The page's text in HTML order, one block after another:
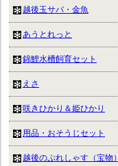
越後玉サバ・金魚
あうとれっと
錦鯉水槽飼育セット
えさ
咲きひかり＆姫ひかり
用品・おそうじセット
越後のぷれしゃす（宝物）